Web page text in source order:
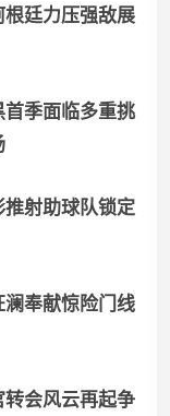
廷力压强敌展
季面临多重挑
射助球队锁定
奉献惊险门线
会风云再起争